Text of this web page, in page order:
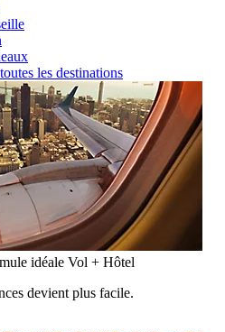
les destinations
idéale Vol + Hôtel
devient plus facile.